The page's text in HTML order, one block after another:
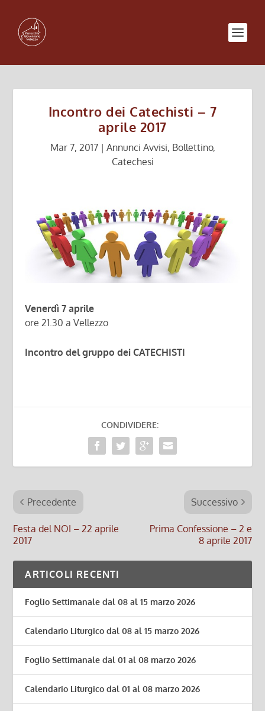
Incontro dei Catechisti – 7
aprile 2017
Mar 7, 2017| Annunci Avvisi, Bollettino,
Catechesi
Venerdì 7 aprile
ore 21.30 a Vellezzo
Incontro del gruppo dei CATECHISTI
CONDIVIDERE:
Precedente
Festa del NOI – 22 aprile
2017
Successivo
Prima Confessione – 2 e
8 aprile 2017
ARTICOLI RECENTI
Foglio Settimanale dal 08 al 15 marzo 2026
Calendario Liturgico dal 08 al 15 marzo 2026
Foglio Settimanale dal 01 al 08 marzo 2026
Calendario Liturgico dal 01 al 08 marzo 2026